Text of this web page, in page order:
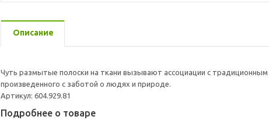
Описание
Чуть размытые полоски на ткани вызывают ассоциации с
произведенного с заботой о людях и природе.
Артикул: 604.929.81
Подробнее о товаре